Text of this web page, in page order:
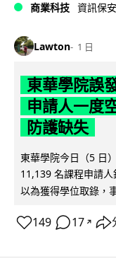
商業科技 資訊保安
Lawton 1 日
東華學院誤
申請人一度
防護缺失
東華學院今日（5 日
11,139 名課程申請
以為獲得學位取錄，
149 17 ↗